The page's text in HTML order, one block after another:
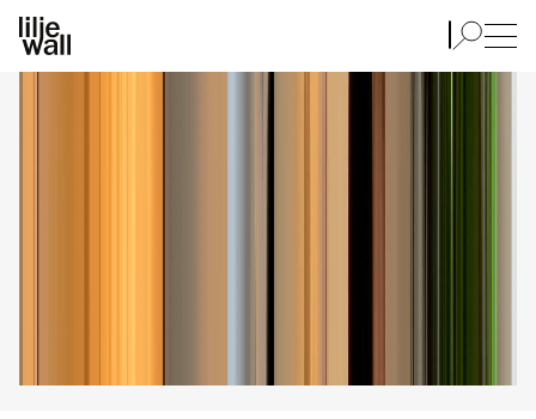
Projekt
GÖTEBORG